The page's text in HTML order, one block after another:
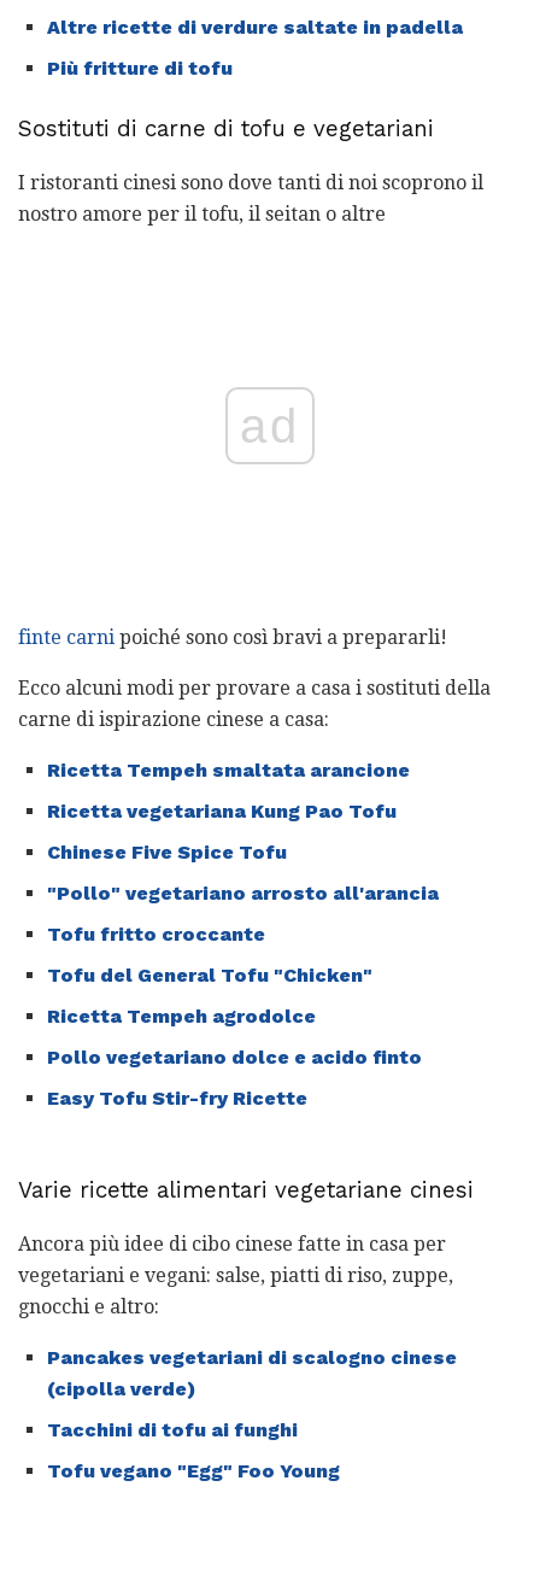
Altre ricette di verdure saltate in padella
Più fritture di tofu
Sostituti di carne di tofu e vegetariani
I ristoranti cinesi sono dove tanti di noi scoprono il
nostro amore per il tofu, il seitan o altre
ad
finte carni poiché sono così bravi a prepararli!
Ecco alcuni modi per provare a casa i sostituti della
carne di ispirazione cinese a casa:
Ricetta Tempeh smaltata arancione
Ricetta vegetariana Kung Pao Tofu
Chinese Five Spice Tofu
"Pollo" vegetariano arrosto all'arancia
Tofu fritto croccante
Tofu del General Tofu "Chicken"
Ricetta Tempeh agrodolce
Pollo vegetariano dolce e acido finto
Easy Tofu Stir-fry Ricette
Varie ricette alimentari vegetariane cinesi
Ancora più idee di cibo cinese fatte in casa per
vegetariani e vegani: salse, piatti di riso, zuppe,
gnocchi e altro:
Pancakes vegetariani di scalogno cinese
(cipolla verde)
Tacchini di tofu ai funghi
Tofu vegano "Egg" Foo Young